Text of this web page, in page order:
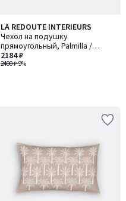
LA REDOUTE INTERIEURS
Чехол на подушку
прямоугольный, Palmilla /
Палмилла
2400 ₽-9%
2184 ₽